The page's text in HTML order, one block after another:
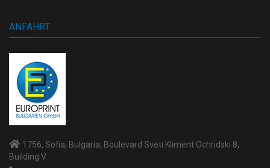
ANFAHRT
1756, Sofia, Bulgaria, Boulevard Sveti Kliment Ochridski 8,
Building V